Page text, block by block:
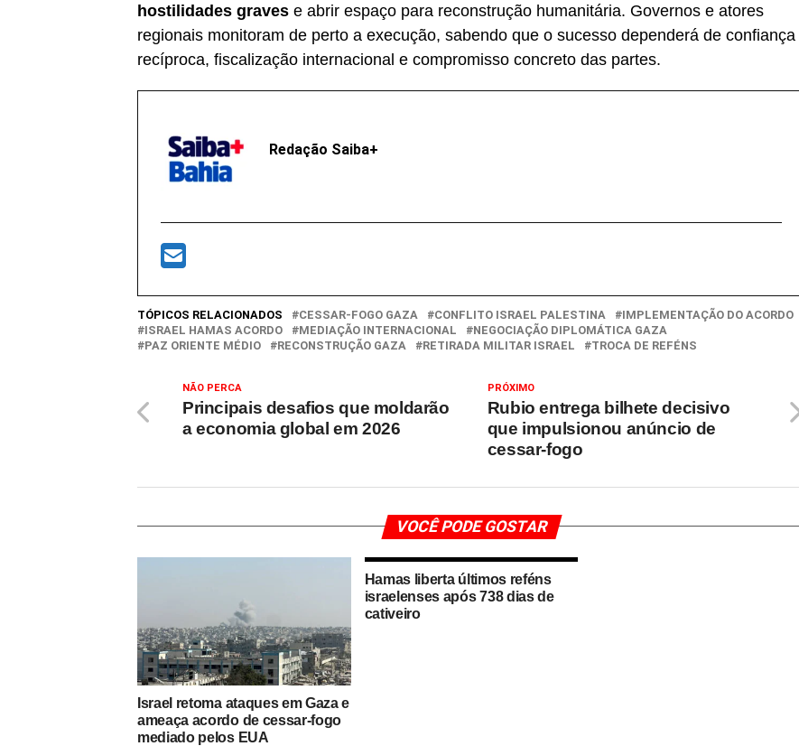
hostilidades graves e abrir espaço para reconstrução humanitária. Governos e atores
regionais monitoram de perto a execução, sabendo que o sucesso dependerá de confiança
recíproca, fiscalização internacional e compromisso concreto das partes.
Redação Saiba+
TÓPICOS RELACIONADOS CESSAR-FOGO GAZA CONFLITO ISRAEL PALESTINA
IMPLEMENTAÇÃO DO ACORDO
ISRAEL HAMAS ACORDO
MEDIAÇÃO INTERNACIONAL
NEGOCIAÇÃO DIPLOMÁTICA GAZA
PAZ ORIENTE MÉDIO
RECONSTRUÇÃO GAZA RETIRADA MILITAR ISRAEL TROCA DE REFÉNS
PRÓXIMO
Rubio entrega bilhete decisivo
que impulsionou anúncio de
cessar-fogo
NÃO PERCA
Principais desafios que moldarão
a economia global em 2026
VOCÊ PODE GOSTAR
Israel retoma ataques em Gaza e
ameaça acordo de cessar-fogo
mediado pelos EUA
Hamas liberta últimos reféns
israelenses após 738 dias de
cativeiro